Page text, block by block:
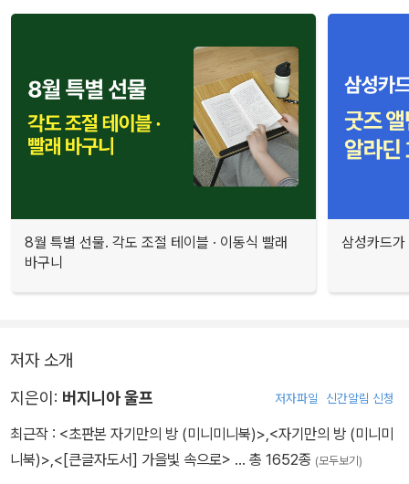
8월 특별 선물. 각도 조절 테이블 · 이동식 빨래
바구니
삼성카드
저자 소개
지은이: 버지니아 울프 저자파일 신간알림 신청
최근작 : <초판본 자기만의 방 (미니미니북)>,<자기만의 방 (미니미
니북)>,<[큰글자도서] 가을빛 속으로> … 총 1652종 (모두보기)